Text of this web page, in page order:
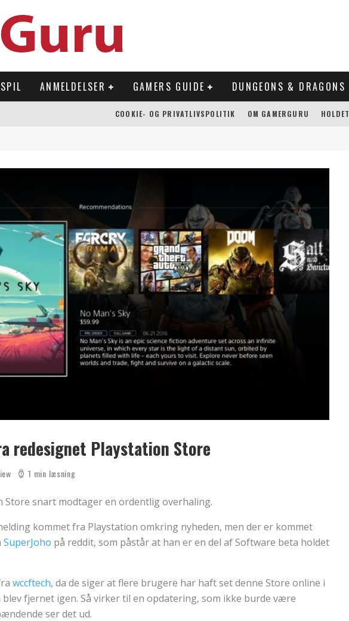
SPIL ANMELDELSER GAMERS GUIDE DUNGEONS & DRAGONS
SWITCH
COOKIE- OG PRIVATLIVSPOLITIK OM GAMERGURU HOLDET
redesignet Playstation Store
1 min læsning
Store snart modtager en ordentlig overhaling.
kommet fra Playstation omkring nyheden, men der er kommet
SuperJoho på reddit, som påstår at han er en del af Software beta holdet
wccftech, da de siger at flere brugere har haft set denne Store online i
fjernet igen. Så virker til en opdatering, som ikke burde være
ser det ud.